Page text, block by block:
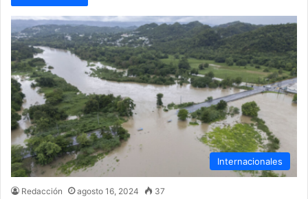
Internacionales
Redacción agosto 16, 2024 37